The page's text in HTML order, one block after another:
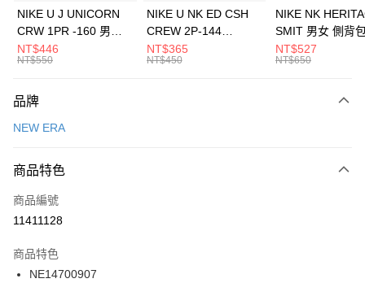
元大商業銀行
台灣樂天信用卡公司
全盈+PAY
AFTEE先享後付
【關於「AFTEE先享後付」】
便利好安心！
３．安心：先確認商品／服務後，再付款。
【「AFTEE先享後付」結帳流程】
１．於結帳方式選擇「AFTEE先享後付」後，將跳轉至「AFTEE先享後付」
２．訂單成立數日內，您將收到繳費通知簡訊。
３．收到繳費通知簡訊後14天內，點擊此簡訊中的連結，可透過四大超商／
ATM／網路銀行／等多元方式進行付款，方視為交易完成。
運送方式
每筆NT$100，滿NT$1,500(含以上)免運費
宅配
每筆NT$100，滿NT$1,500(含以上)免運費
付款後門市自取
每筆NT$100，滿NT$1,500(含以上)免運費
NIKE U J UNICORN
CRW 1PR -160 男女
中統襪 FZ3393100
NT$446
NT$550
NIKE U NK ED CSH
CREW 2P-144
EMBRDY 男女 短統襪
FZ3073133
NT$365
NT$450
NIKE NK
SMIT 男女 側背
BA5871010
NT$527
NT$650
品牌
NEW ERA
商品特色
商品編號
11411128
商品特色
NE14700907